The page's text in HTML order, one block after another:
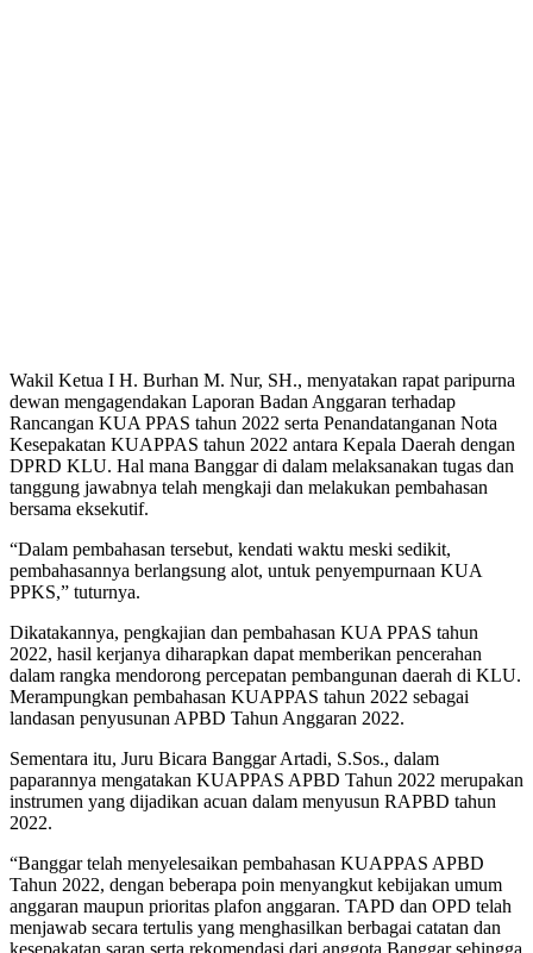
Wakil Ketua I H. Burhan M. Nur, SH., menyatakan rapat paripurna
dewan mengagendakan Laporan Badan Anggaran terhadap
Rancangan KUA PPAS tahun 2022 serta Penandatanganan Nota
Kesepakatan KUAPPAS tahun 2022 antara Kepala Daerah dengan
DPRD KLU. Hal mana Banggar di dalam melaksanakan tugas dan
tanggung jawabnya telah mengkaji dan melakukan pembahasan
bersama eksekutif.
“Dalam pembahasan tersebut, kendati waktu meski sedikit,
pembahasannya berlangsung alot, untuk penyempurnaan KUA
PPKS,” tuturnya.
Dikatakannya, pengkajian dan pembahasan KUA PPAS tahun
2022, hasil kerjanya diharapkan dapat memberikan pencerahan
dalam rangka mendorong percepatan pembangunan daerah di KLU.
Merampungkan pembahasan KUAPPAS tahun 2022 sebagai
landasan penyusunan APBD Tahun Anggaran 2022.
Sementara itu, Juru Bicara Banggar Artadi, S.Sos., dalam
paparannya mengatakan KUAPPAS APBD Tahun 2022 merupakan
instrumen yang dijadikan acuan dalam menyusun RAPBD tahun
2022.
“Banggar telah menyelesaikan pembahasan KUAPPAS APBD
Tahun 2022, dengan beberapa poin menyangkut kebijakan umum
anggaran maupun prioritas plafon anggaran. TAPD dan OPD telah
menjawab secara tertulis yang menghasilkan berbagai catatan dan
kesepakatan saran serta rekomendasi dari anggota Banggar sehingga